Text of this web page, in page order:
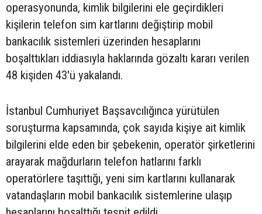
operasyonunda, kimlik bilgilerini ele geçirdikleri
kişilerin telefon sim kartlarını değiştirip mobil
bankacılık sistemleri üzerinden hesaplarını
boşalttıkları iddiasıyla haklarında gözaltı kararı verilen
48 kişiden 43'ü yakalandı.
İstanbul Cumhuriyet Başsavcılığınca yürütülen
soruşturma kapsamında, çok sayıda kişiye ait kimlik
bilgilerini elde eden bir şebekenin, operatör şirketlerini
arayarak mağdurların telefon hatlarını farklı
operatörlere taşıttığı, yeni sim kartlarını kullanarak
vatandaşların mobil bankacılık sistemlerine ulaşıp